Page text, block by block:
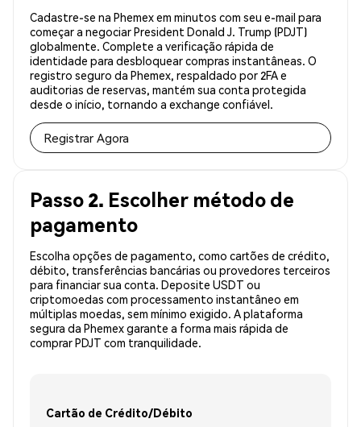
Cadastre-se na Phemex em minutos com seu e-mail para
começar a negociar President Donald J. Trump (PDJT)
globalmente. Complete a verificação rápida de
identidade para desbloquear compras instantâneas. O
registro seguro da Phemex, respaldado por 2FA e
auditorias de reservas, mantém sua conta protegida
desde o início, tornando a exchange confiável.
Registrar Agora
Passo 2. Escolher método de
pagamento
Escolha opções de pagamento, como cartões de crédito,
débito, transferências bancárias ou provedores terceiros
para financiar sua conta. Deposite USDT ou
criptomoedas com processamento instantâneo em
múltiplas moedas, sem mínimo exigido. A plataforma
segura da Phemex garante a forma mais rápida de
comprar PDJT com tranquilidade.
Cartão de Crédito/Débito